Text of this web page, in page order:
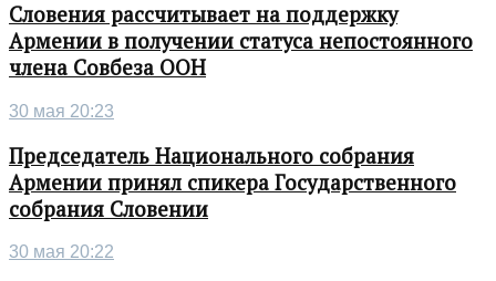
Словения рассчитывает на поддержку
Армении в получении статуса непостоянного
члена Совбеза ООН
30 мая 20:23
Председатель Национального собрания
Армении принял спикера Государственного
собрания Словении
30 мая 20:22